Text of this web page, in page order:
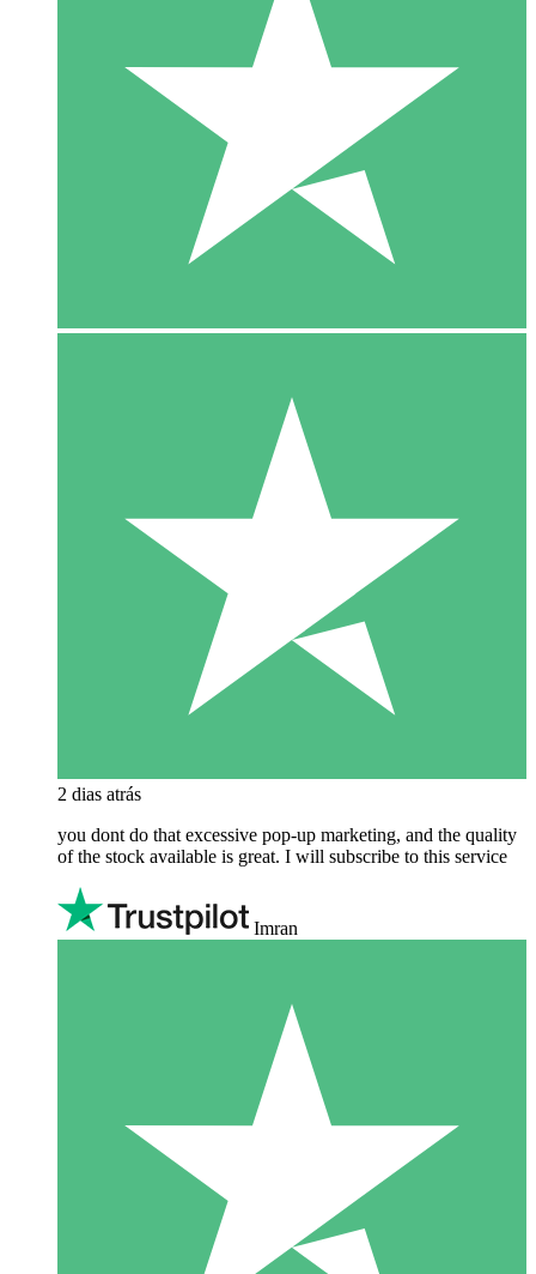
2 dias atrás
you dont do that excessive pop-up marketing, and the quality
of the stock available is great. I will subscribe to this service
Imran